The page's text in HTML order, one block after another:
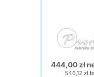
444,00 zł
546,12 zł